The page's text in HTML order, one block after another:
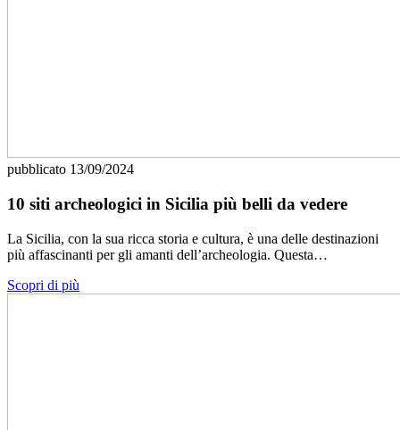
pubblicato 13/09/2024
10 siti archeologici in Sicilia più belli da vedere
La Sicilia, con la sua ricca storia e cultura, è una delle destinazioni
più affascinanti per gli amanti dell’archeologia. Questa…
Scopri di più